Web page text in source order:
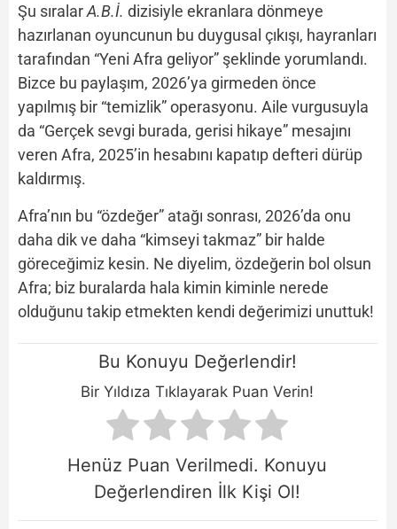
Şu sıralarA.B.İ. dizisiyle ekranlara dönmeye
hazırlanan oyuncunun bu duygusal çıkışı, hayranları
tarafından “Yeni Afra geliyor” şeklinde yorumlandı.
Bizce bu paylaşım, 2026’ya girmeden önce
yapılmış bir “temizlik” operasyonu. Aile vurgusuyla
da “Gerçek sevgi burada, gerisi hikaye” mesajını
veren Afra, 2025’in hesabını kapatıp defteri dürüp
kaldırmış.
Afra’nın bu “özdeğer” atağı sonrası, 2026’da onu
daha dik ve daha “kimseyi takmaz” bir halde
göreceğimiz kesin. Ne diyelim, özdeğerin bol olsun
Afra; biz buralarda hala kimin kiminle nerede
olduğunu takip etmekten kendi değerimizi unuttuk!
Bu Konuyu Değerlendir!
Bir Yıldıza Tıklayarak Puan Verin!
Henüz Puan Verilmedi. Konuyu
Değerlendiren İlk Kişi Ol!